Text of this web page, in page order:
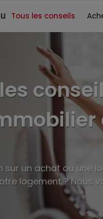
Tous les conseils
sur un achat ou une
logement ? Nous